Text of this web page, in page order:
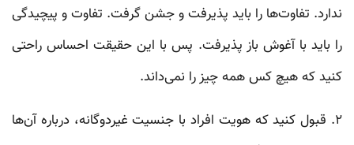
ندارد. تفاوت‌ها را باید پذیرفت و جشن گرفت. تفاوت و پیچیدگی
را باید با آغوش باز پذیرفت. پس با این حقیقت احساس راحتی
کنید که هیچ کس همه چیز را نمی‌داند.
۲. قبول کنید که هویت افراد با جنسیت غیردوگانه، درباره آن‌ها